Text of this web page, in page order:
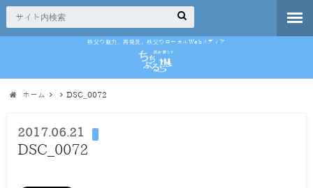
秩父の魅力、再発見。秩父のローカルWebメディア
ホーム DSC_0072
2017.06.21
DSC_0072